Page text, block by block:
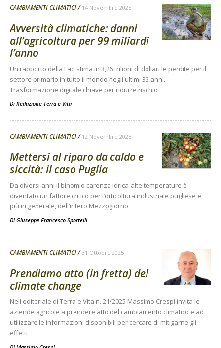
CAMBIAMENTI CLIMATICI 14 Novembre 2025
Avversità climatiche: danni
all’agricoltura per 99 miliardi
l’anno
Un rapporto della Fao stima in 3,26 trilioni di dollari le perdite per il
settore primario in tutto il mondo negli ultimi 33 anni.
Trasformazione digitale chiave per ridurre rischio
Di Redazione Terra e Vita
CAMBIAMENTI CLIMATICI 12 Novembre 2025
Mettersi al riparo da caldo e
siccità: il caso Puglia
Da diversi anni il binomio carenza idrica-alte temperature è
diventato un fattore critico per l’orticoltura industriale pugliese e,
più in generale, dell’intero Mezzogiorno
Di Giuseppe Francesco Sportelli
CAMBIAMENTI CLIMATICI 31 Ottobre 2025
Prendiamo atto (in fretta) del
climate change
Nell'editoriale di Terra e Vita n. 21/2025 Massimo Crespi invita le
aziende agricole a prendere atto del cambiamento climatico e ad
utilizzare le informazioni disponibili per cercare di mitigarne gli
effetti